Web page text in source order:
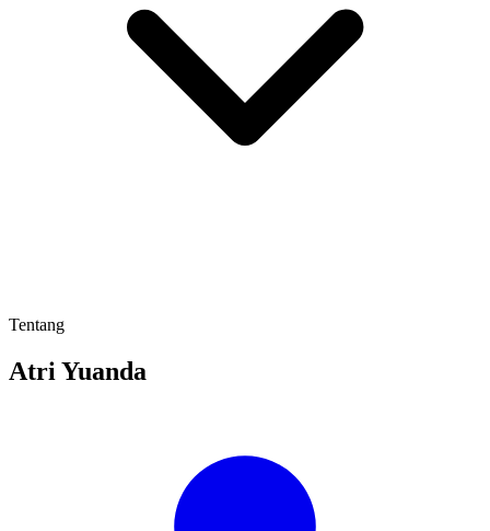
Tentang
Atri Yuanda